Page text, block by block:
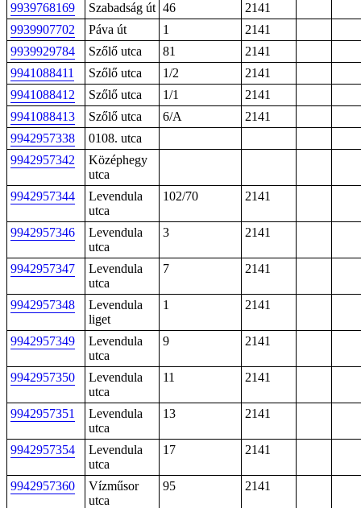
9939768169
Szabadság út 46
2141
9939907702
Páva út 1
2141
9939929784
Szőlő utca 81
2141
9941088411
Szőlő utca 1/2
2141
9941088412
Szőlő utca 1/1
2141
9941088413
Szőlő utca 6/A
2141
9942957338
0108. utca
9942957342
Középhegy
utca
9942957344
Levendula
utca
102/70 2141
9942957346
Levendula
utca
3 2141
9942957347
Levendula
utca
7 2141
9942957348
Levendula
liget
1 2141
9942957349
Levendula
utca
9 2141
9942957350
Levendula
utca
11 2141
9942957351
Levendula
utca
13 2141
9942957354
Levendula
utca
17 2141
9942957360
Vízműsor
utca
95 2141